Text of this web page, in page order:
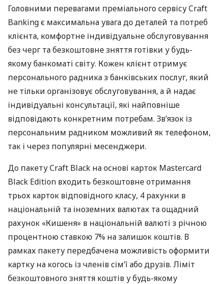
Головними перевагами преміального сервісу Craft
Banking є максимальна увага до деталей та потреб
клієнта, комфортне індивідуальне обслуговування
без черг та безкоштовне зняття готівки у будь-
якому банкоматі світу. Кожен клієнт отримує
персонального радника з банківських послуг, який
не тільки організовує обслуговування, а й надає
індивідуальні консультації, які найповніше
відповідають конкретним потребам. Зв’язок із
персональним радником можливий як телефоном,
так і через популярні месенджери.
До пакету Craft Black на основі карток Mastercard
Black Edition входить безкоштовне отримання
трьох карток відповідного класу, 4 рахунки в
національній та іноземних валютах та ощадний
рахунок «Кишеня» в національній валюті з річною
процентною ставкою 7% на залишок коштів. В
рамках пакету передбачена можливість оформити
картку на когось із членів сім’ї або друзів. Ліміт
безкоштовного зняття коштів у будь-якому